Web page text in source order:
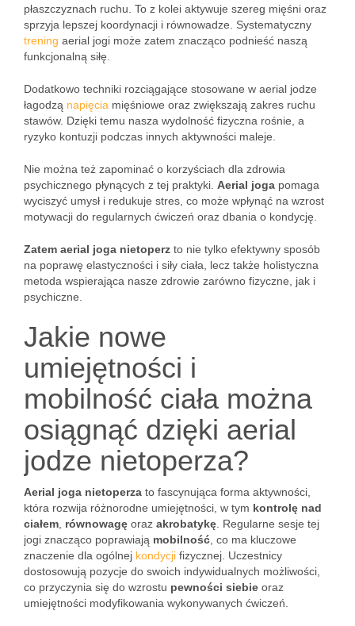
płaszczyznach ruchu. To z kolei aktywuje szereg mięśni oraz
sprzyja lepszej koordynacji i równowadze. Systematyczny
trening aerial jogi może zatem znacząco podnieść naszą
funkcjonalną siłę.
Dodatkowo techniki rozciągające stosowane w aerial jodze
łagodzą napięcia mięśniowe oraz zwiększają zakres ruchu
stawów. Dzięki temu nasza wydolność fizyczna rośnie, a
ryzyko kontuzji podczas innych aktywności maleje.
Nie można też zapominać o korzyściach dla zdrowia
psychicznego płynących z tej praktyki. Aerial joga pomaga
wyciszyć umysł i redukuje stres, co może wpłynąć na wzrost
motywacji do regularnych ćwiczeń oraz dbania o kondycję.
Zatem aerial joga nietoperz to nie tylko efektywny sposób
na poprawę elastyczności i siły ciała, lecz także holistyczna
metoda wspierająca nasze zdrowie zarówno fizyczne, jak i
psychiczne.
Jakie nowe
umiejętności i
mobilność ciała można
osiągnąć dzięki aerial
jodze nietoperza?
Aerial joga nietoperza to fascynująca forma aktywności,
która rozwija różnorodne umiejętności, w tym kontrolę nad
ciałem równowagę oraz akrobatykę . Regularne sesje tej
jogi znacząco poprawiają mobilność , co ma kluczowe
znaczenie dla ogólnej kondycji fizycznej. Uczestnicy
dostosowują pozycje do swoich indywidualnych możliwości,
co przyczynia się do wzrostu pewności siebie oraz
umiejętności modyfikowania wykonywanych ćwiczeń.